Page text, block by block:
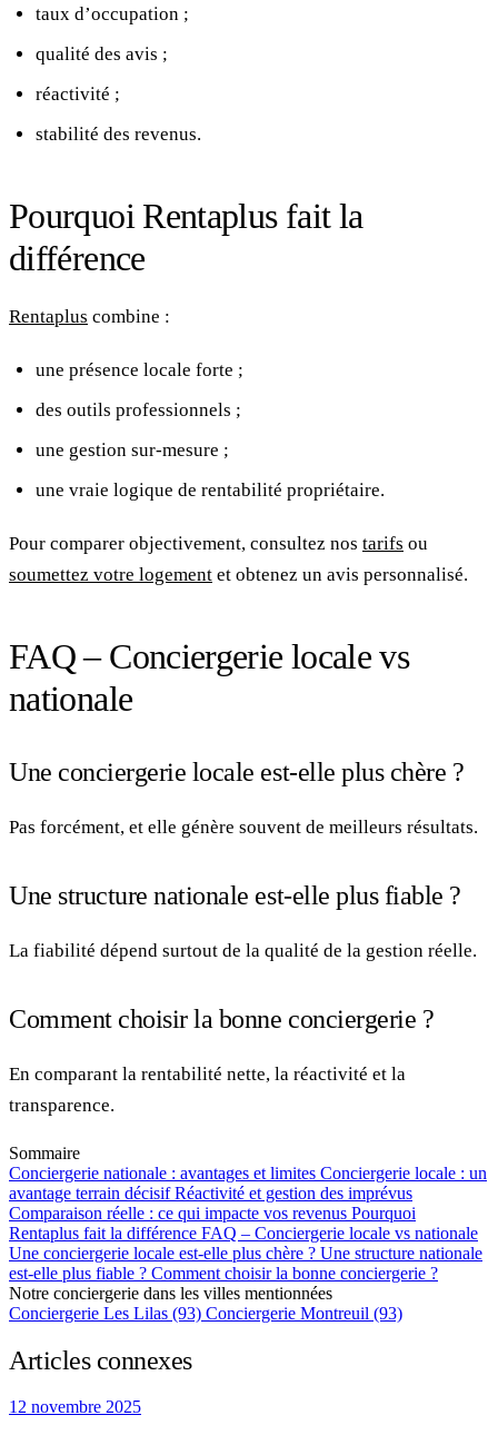
taux d’occupation ;
qualité des avis ;
réactivité ;
stabilité des revenus.
Pourquoi Rentaplus fait la
différence
Rentaplus combine :
une présence locale forte ;
des outils professionnels ;
une gestion sur-mesure ;
une vraie logique de rentabilité propriétaire.
Pour comparer objectivement, consultez nos tarifs ou
soumettez votre logement et obtenez un avis personnalisé.
FAQ – Conciergerie locale vs
nationale
Une conciergerie locale est-elle plus chère ?
Pas forcément, et elle génère souvent de meilleurs résultats.
Une structure nationale est-elle plus fiable ?
La fiabilité dépend surtout de la qualité de la gestion réelle.
Comment choisir la bonne conciergerie ?
En comparant la rentabilité nette, la réactivité et la
transparence.
Sommaire
Conciergerie nationale : avantages et limites Conciergerie locale : un
avantage terrain décisifRéactivité et gestion des imprévus
Comparaison réelle : ce qui impacte vos revenus Pourquoi
Rentaplus fait la différence FAQ – Conciergerie locale vs nationale
Une conciergerie locale est-elle plus chère ? Une structure nationale
est-elle plus fiable ? Comment choisir la bonne conciergerie ?
Notre conciergerie dans les villes mentionnées
Conciergerie Les Lilas (93) Conciergerie Montreuil (93)
Articles connexes
12 novembre 2025